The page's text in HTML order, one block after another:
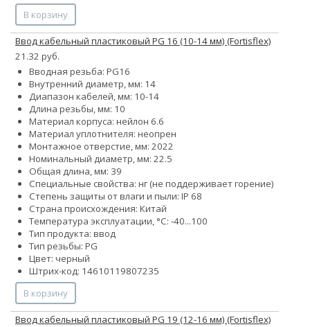
В корзину
Ввод кабельный пластиковый PG 16 (10-14 мм) (Fortisflex)
21.32 руб.
Вводная резьба: PG16
Внутренний диаметр, мм: 14
Диапазон кабелей, мм: 10-14
Длина резьбы, мм: 10
Материал корпуса: нейлон 6.6
Материал уплотнителя: неопрен
Монтажное отверстие, мм: 2022
Номинальный диаметр, мм: 22.5
Общая длина, мм: 39
Специальные свойства: нг (не поддерживает горение)
Степень защиты от влаги и пыли: IP 68
Страна происхождения: Китай
Температура эксплуатации, °С: -40...100
Тип продукта: ввод
Тип резьбы: PG
Цвет: черный
Штрих-код: 14610119807235
В корзину
Ввод кабельный пластиковый PG 19 (12-16 мм) (Fortisflex)